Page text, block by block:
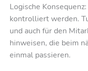
Logische
kontrolliert werden.
und auch für den
hinweisen, die beim
einmal passieren.